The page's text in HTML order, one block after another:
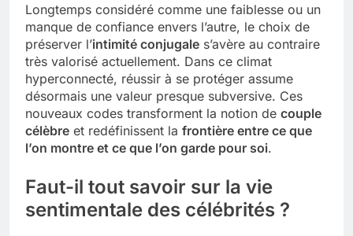
Longtemps considéré comme une faiblesse ou un
manque de confiance envers l’autre, le choix de
préserver l’intimité conjugale s’avère au contraire
très valorisé actuellement. Dans ce climat
hyperconnecté, réussir à se protéger assume
désormais une valeur presque subversive. Ces
nouveaux codes transforment la notion de couple
célèbre et redéfinissent la frontière entre ce que
l’on montre et ce que l’on garde pour soi.
Faut-il tout savoir sur la vie
sentimentale des célébrités ?